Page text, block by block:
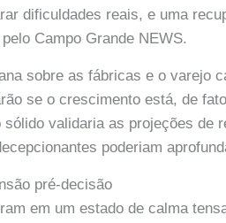
dificuldades reais, e uma
Campo Grande NEWS.
sobre as fábricas e o varejo
se o crescimento está, de
validaria as projeções de
poderiam
pré-decisão
em um estado de calma